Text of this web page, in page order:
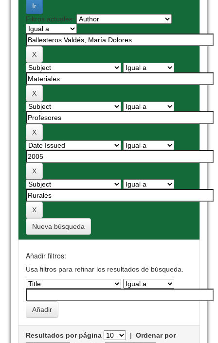
Filtros actuales:
Nueva búsqueda
Añadir filtros:
Usa filtros para refinar los resultados de búsqueda.
Resultados por página |Ordenar por